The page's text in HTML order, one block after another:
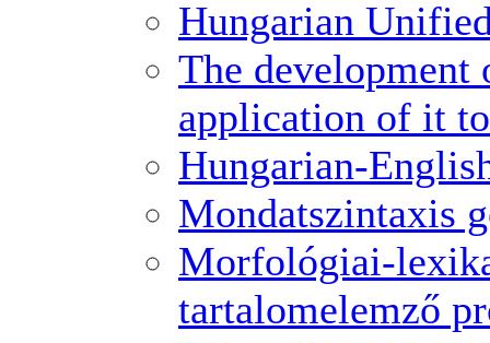
Hungarian
The development
application of it
Hungarian-
Mondatszintaxis
Morfológiai-
tartalomelemző